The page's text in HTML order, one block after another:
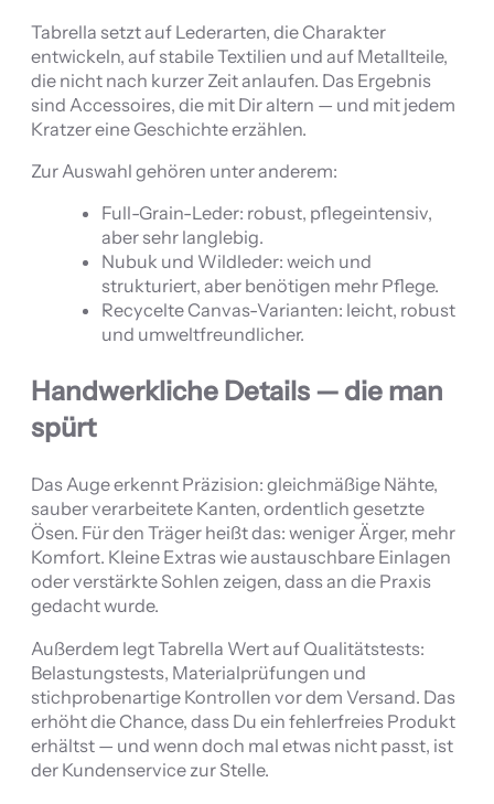
Tabrella setzt auf Lederarten, die Charakter
entwickeln, auf stabile Textilien und auf Metallteile,
die nicht nach kurzer Zeit anlaufen. Das Ergebnis
sind Accessoires, die mit Dir altern — und mit jedem
Kratzer eine Geschichte erzählen.
Zur Auswahl gehören unter anderem:
Full-Grain-Leder: robust, pflegeintensiv,
aber sehr langlebig.
Nubuk und Wildleder: weich und
strukturiert, aber benötigen mehr Pflege.
Recycelte Canvas-Varianten: leicht, robust
und umweltfreundlicher.
Handwerkliche Details — die man
spürt
Das Auge erkennt Präzision: gleichmäßige Nähte,
sauber verarbeitete Kanten, ordentlich gesetzte
Ösen. Für den Träger heißt das: weniger Ärger, mehr
Komfort. Kleine Extras wie austauschbare Einlagen
oder verstärkte Sohlen zeigen, dass an die Praxis
gedacht wurde.
Außerdem legt Tabrella Wert auf Qualitätstests:
Belastungstests, Materialprüfungen und
stichprobenartige Kontrollen vor dem Versand. Das
erhöht die Chance, dass Du ein fehlerfreies Produkt
erhältst — und wenn doch mal etwas nicht passt, ist
der Kundenservice zur Stelle.